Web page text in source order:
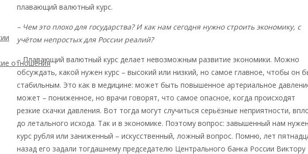
отношения
плавающий валютный курс.
– Чем это плохо для государства? И как нам сегодня нужно строить экономику, с
учётом непростых для России реалий?
– Плавающий валютный курс делает невозможным развитие экономики. Можно
обсуждать, какой нужен курс – высокий или низкий, но самое главное, чтобы он
стабильным. Это как в медицине: может быть повышенное артериальное
может – пониженное, но врачи говорят, что самое опасное, когда происходят
резкие скачки давления. Вот тогда могут случиться серьёзные неприятности,
до летального исхода. Так и в экономике. Поэтому вопрос: завышенный нам нужен
курс рубля или заниженный – искусственный, ложный вопрос. Помню, лет
назад его задали тогдашнему председателю Центрального банка России Виктору